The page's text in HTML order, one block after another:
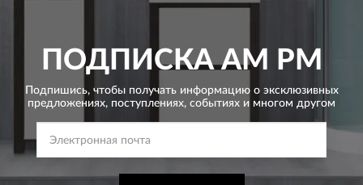
ПОДПИСКАAM PM
Подпишись, чтобы получать информацию о эксклюзивных
предложениях, поступлениях, событиях и многом другом